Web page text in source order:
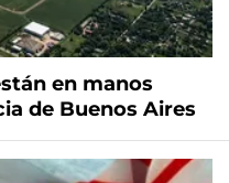
en manos
de Buenos Aires